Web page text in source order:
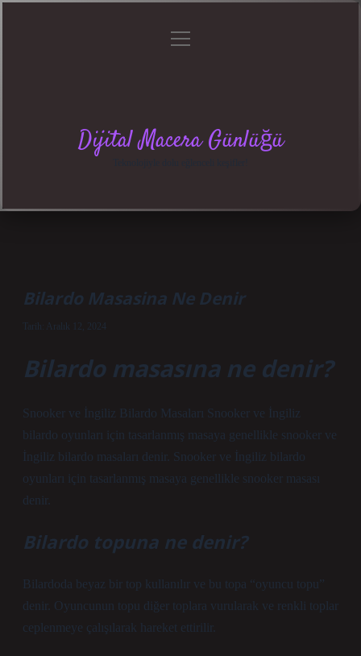
menüyü
Dijital Macera Günlüğü
Bilardo Masasina Ne Denir
Tarih: Aralık 12, 2024
Bilardo masasına ne denir?
Snooker ve İngiliz Bilardo Masaları Snooker ve İngiliz
bilardo oyunları için tasarlanmış masaya genellikle snooker ve
İngiliz bilardo masaları denir. Snooker ve İngiliz bilardo
oyunları için tasarlanmış masaya genellikle snooker masası
denir.
Bilardo topuna ne denir?
Bilardoda beyaz bir top kullanılır ve bu topa “oyuncu topu”
denir. Oyuncunun topu diğer toplara vurularak ve renkli toplar
ceplenmeye çalışılarak hareket ettirilir.